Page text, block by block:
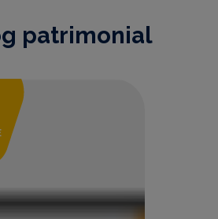
patrimonial